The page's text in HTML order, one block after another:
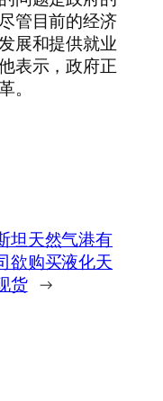
管目前的经济
展和提供就业
表示，政府正
。
坦天然气港有
欲购买液化天
货 →